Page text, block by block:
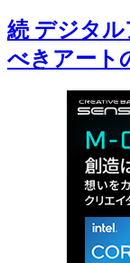
続 デジタル
べきアート